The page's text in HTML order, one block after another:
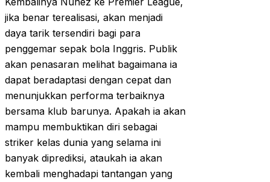
jika benar terealisasi, akan menjadi
daya tarik tersendiri bagi para
penggemar sepak bola Inggris. Publik
akan penasaran melihat bagaimana ia
dapat beradaptasi dengan cepat dan
menunjukkan performa terbaiknya
bersama klub barunya. Apakah ia akan
mampu membuktikan diri sebagai
striker kelas dunia yang selama ini
banyak diprediksi, ataukah ia akan
kembali menghadapi tantangan yang